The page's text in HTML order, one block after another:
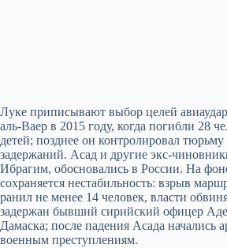
Луке приписывают выбор целей
аль-Ваер в 2015 году, когда погибли 28
детей; позднее он контролировал
задержаний. Асад и другие экс-
Ибрагим, обосновались в России. На
сохраняется нестабильность: взрыв
ранил не менее 14 человек, власти
задержан бывший сирийский офицер
Дамаска; после падения Асада начались
военным преступлениям.